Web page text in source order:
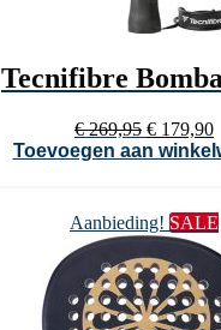
Tecnifibre
€269,95
prijs
€ 179,90
Toevoegen aan
Aanbieding! SALE